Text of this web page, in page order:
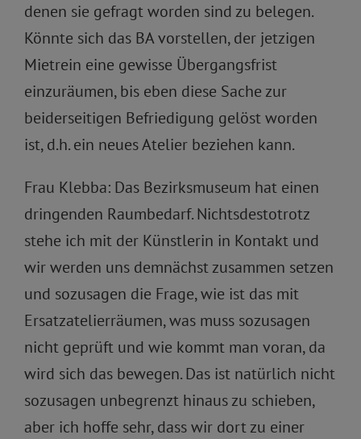
denen sie gefragt worden sind zu belegen.
Könnte sich das BA vorstellen, der jetzigen
Mietrein eine gewisse Übergangsfrist
einzuräumen, bis eben diese Sache zur
beiderseitigen Befriedigung gelöst worden
ist, d.h. ein neues Atelier beziehen kann.
Frau Klebba: Das Bezirksmuseum hat einen
dringenden Raumbedarf. Nichtsdestotrotz
stehe ich mit der Künstlerin in Kontakt und
wir werden uns demnächst zusammen setzen
und sozusagen die Frage, wie ist das mit
Ersatzatelierräumen, was muss sozusagen
nicht geprüft und wie kommt man voran, da
wird sich das bewegen. Das ist natürlich nicht
sozusagen unbegrenzt hinaus zu schieben,
aber ich hoffe sehr, dass wir dort zu einer